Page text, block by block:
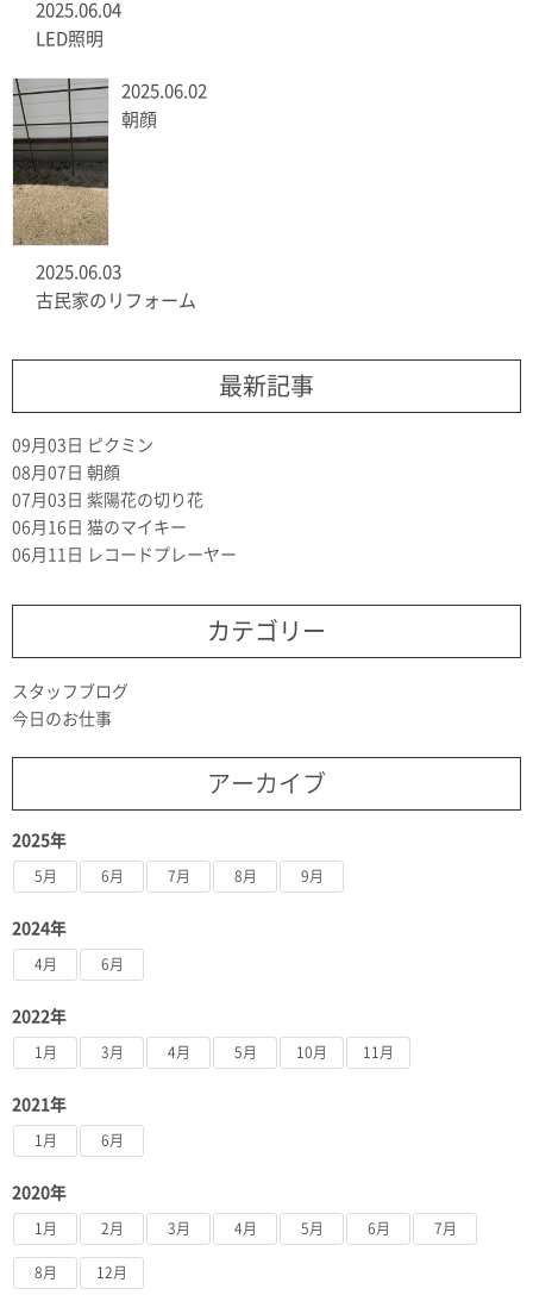
2025.06.04
LED照明
2025.06.02
朝顔
2025.06.03
古民家のリフォーム
最新記事
09月03日
ピクミン
08月07日 朝顔
07月03日 紫陽花の切り花
06月16日 猫のマイキー
06月11日
レコードプレーヤー
カテゴリー
スタッフブログ
今日のお仕事
アーカイブ
2025年
5月 6月 7月 8月 9月
2024年
4月 6月
2022年
1月 3月 4月 5月 10月 11月
2021年
1月 6月
2020年
1月 2月 3月 4月 5月 6月 7月
8月 12月